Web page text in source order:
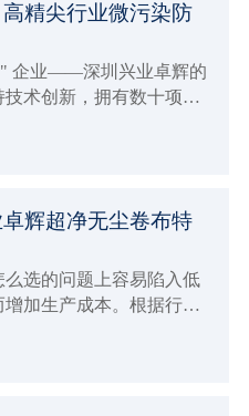
精尖行业微污染防
" 企业——深圳兴业卓辉的
术创新，拥有数十项相
辉超净无尘卷布特
选的问题上容易陷入低
加生产成本。根据行业
量是否符合行业标准，